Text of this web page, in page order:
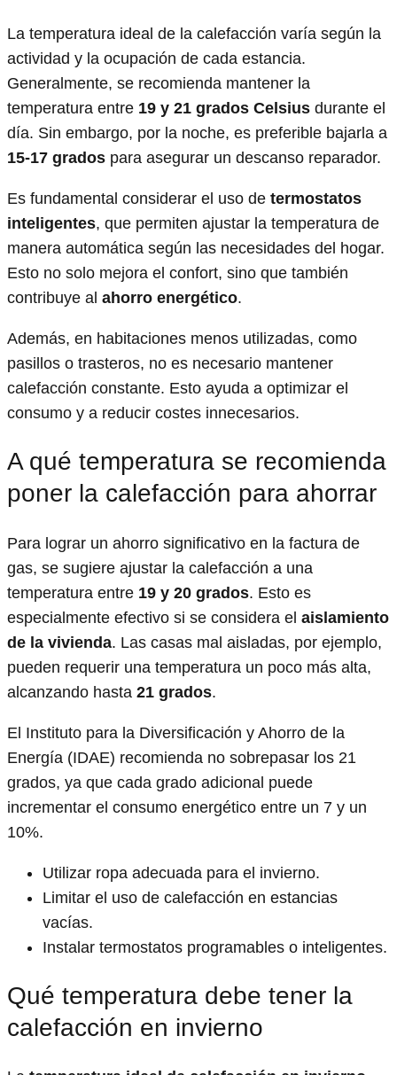
La temperatura ideal de la calefacción varía según la
actividad y la ocupación de cada estancia.
Generalmente, se recomienda mantener la
temperatura entre 19 y 21 grados Celsius durante el
día. Sin embargo, por la noche, es preferible bajarla a
15-17 grados para asegurar un descanso reparador.
Es fundamental considerar el uso de termostatos
inteligentes, que permiten ajustar la temperatura de
manera automática según las necesidades del hogar.
Esto no solo mejora el confort, sino que también
contribuye al ahorro energético.
Además, en habitaciones menos utilizadas, como
pasillos o trasteros, no es necesario mantener
calefacción constante. Esto ayuda a optimizar el
consumo y a reducir costes innecesarios.
A qué temperatura se recomienda
poner la calefacción para ahorrar
Para lograr un ahorro significativo en la factura de
gas, se sugiere ajustar la calefacción a una
temperatura entre 19 y 20 grados. Esto es
especialmente efectivo si se considera el aislamiento
de la vivienda. Las casas mal aisladas, por ejemplo,
pueden requerir una temperatura un poco más alta,
alcanzando hasta 21 grados.
El Instituto para la Diversificación y Ahorro de la
Energía (IDAE) recomienda no sobrepasar los 21
grados, ya que cada grado adicional puede
incrementar el consumo energético entre un 7 y un
10%.
Utilizar ropa adecuada para el invierno.
Limitar el uso de calefacción en estancias
vacías.
Instalar termostatos programables o inteligentes.
Qué temperatura debe tener la
calefacción en invierno